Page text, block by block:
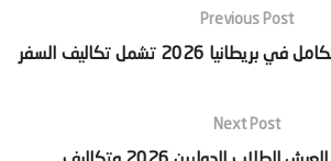
Previous Post
‫فرصة تطوع ممولة بالكامل في بريطانيا 2026 تشمل تكاليف السفر
Next Post